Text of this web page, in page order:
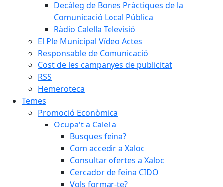
Decàleg de Bones Pràctiques de la
Comunicació Local Pública
Ràdio Calella Televisió
El Ple Municipal Vídeo Actes
Responsable de Comunicació
Cost de les campanyes de publicitat
RSS
Hemeroteca
Temes
Promoció Econòmica
Ocupa't a Calella
Busques feina?
Com accedir a Xaloc
Consultar ofertes a Xaloc
Cercador de feina CIDO
Vols formar-te?